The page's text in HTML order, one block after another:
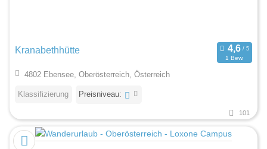
Kranabethhütte
1 Bew.
4802 Ebensee, Oberösterreich, Österreich
Klassifizierung Preisniveau:
101